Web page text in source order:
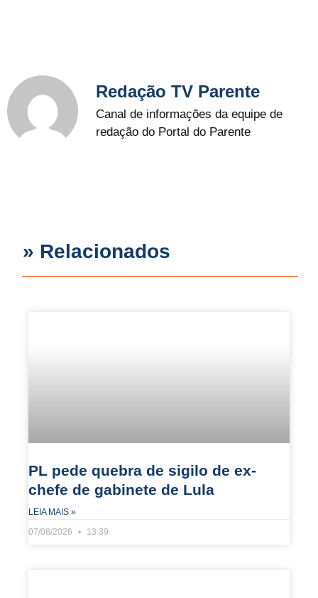
Redação TV Parente
Canal de informações da equipe de
redação do Portal do Parente
» Relacionados
PL pede quebra de sigilo de ex-
chefe de gabinete de Lula
LEIA MAIS »
07/08/2026
13:39